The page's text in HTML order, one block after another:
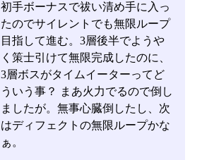
初手ボーナスで祓い清め手に入っ
たのでサイレントでも無限ループ
目指して進む。3層後半でようや
く策士引けて無限完成したのに、
3層ボスがタイムイーターってど
ういう事？ まあ火力でるので倒し
ましたが。無事心臓倒したし、次
はディフェクトの無限ループかな
ぁ。